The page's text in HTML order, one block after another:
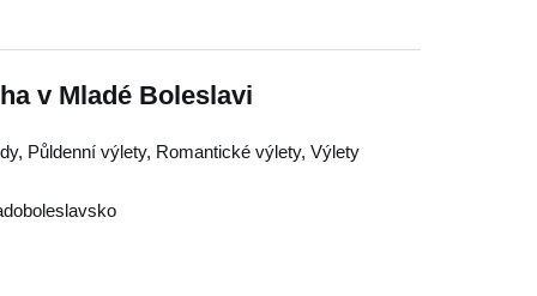
v Mladé Boleslavi
Půldenní výlety, Romantické výlety, Výlety